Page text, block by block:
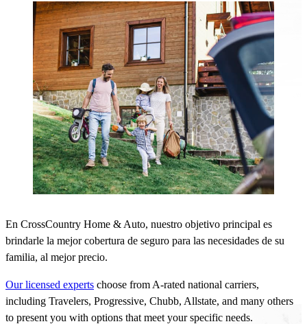
En CrossCountry Home & Auto, nuestro objetivo principal es
brindarle la mejor cobertura de seguro para las necesidades de su
familia, al mejor precio.
Our licensed experts choose from A-rated national carriers,
including Travelers, Progressive, Chubb, Allstate, and many others
to present you with options that meet your specific needs.